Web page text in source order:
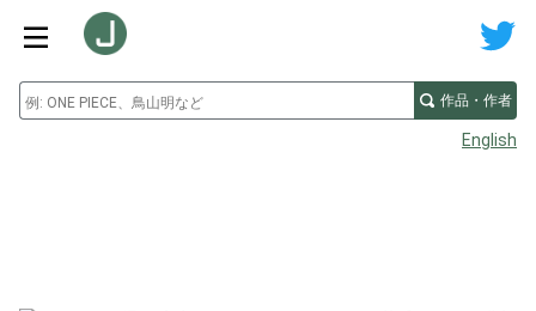
作品・作者
English